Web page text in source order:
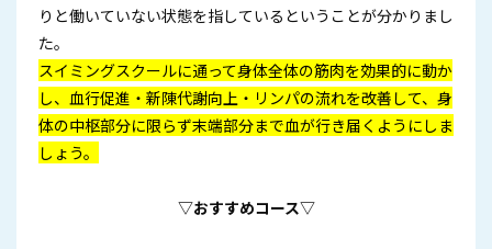
りと働いていない状態を指しているということが分かりまし
た。
スイミングスクールに通って身体全体の筋肉を効果的に動か
し、血行促進・新陳代謝向上・リンパの流れを改善して、身
体の中枢部分に限らず末端部分まで血が行き届くようにしま
しょう。
▽おすすめコース▽